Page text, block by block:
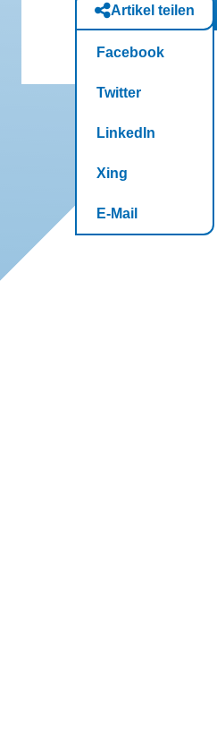
Artikel teilen
Facebook
Twitter
LinkedIn
Xing
E-Mail